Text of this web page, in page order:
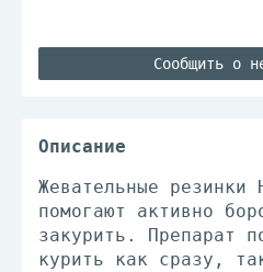
Сообщить о
Описание
Жевательные резинки
помогают активно
закурить. Препарат
курить как сразу,